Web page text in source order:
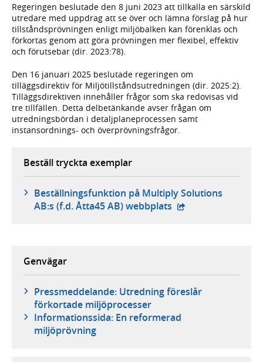
Regeringen beslutade den 8 juni 2023 att tillkalla en särskild
utredare med uppdrag att se över och lämna förslag på hur
tillståndsprövningen enligt miljöbalken kan förenklas och
förkortas genom att göra prövningen mer flexibel, effektiv
och förutsebar (dir. 2023:78).
Den 16 januari 2025 beslutade regeringen om
tilläggsdirektiv för Miljötillståndsutredningen (dir. 2025:2).
Tilläggsdirektiven innehåller frågor som ska redovisas vid
tre tillfällen. Detta delbetänkande avser frågan om
utredningsbördan i detaljplaneprocessen samt
instansordnings- och överprövningsfrågor.
Beställ tryckta exemplar
Beställningsfunktion på Multiply Solutions
AB:s (f.d. Åtta45 AB) webbplats - extern webbplats,
Genvägar
Pressmeddelande: Utredning föreslår
förkortade miljöprocesser
Informationssida: En reformerad
miljöprövning